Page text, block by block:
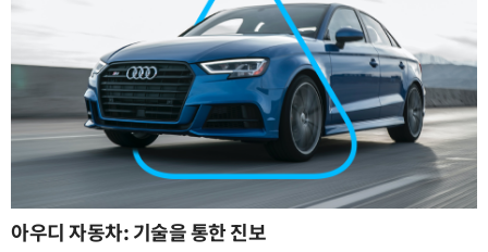
아우디 자동차: 기술을 통한 진보